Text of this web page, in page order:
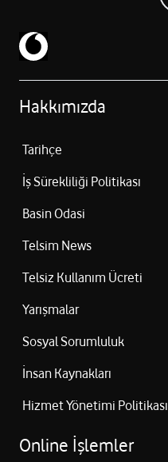
Hakkımızda
Tarihçe
İş Sürekliliği Politikası
Basin Odasi
Telsim News
Telsiz Kullanım Ücreti
Yarışmalar
Sosyal Sorumluluk
İnsan Kaynakları
Hizmet Yönetimi Politikası
Online İşlemler